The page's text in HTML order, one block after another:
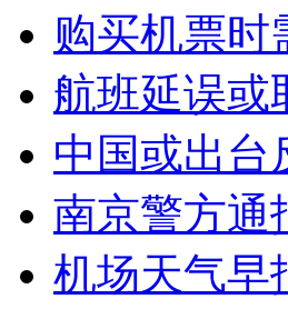
购买机票时
航班延误或
中国或出台
南京警方通
机场天气早